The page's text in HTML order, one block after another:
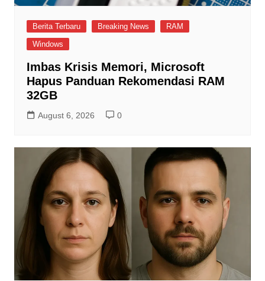
Berita Terbaru Breaking News
RAM
Windows
Imbas Krisis Memori, Microsoft
Hapus Panduan Rekomendasi RAM
32GB
August 6, 2026 0